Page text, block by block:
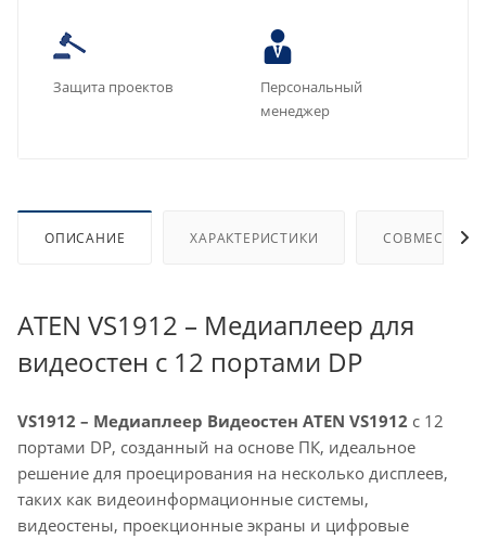
Защита проектов
Персональный
менеджер
ОПИСАНИЕ ХАРАКТЕРИСТИКИ
ATEN VS1912 – Медиаплеер для
видеостен с 12 портами DP
VS1912 – Медиаплеер Видеостен ATEN VS1912 с 12
портами DP, созданный на основе ПК, идеальное
решение для проецирования на несколько дисплеев,
таких как видеоинформационные системы,
видеостены, проекционные экраны и цифровые